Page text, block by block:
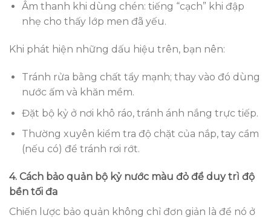
Âm thanh khi dùng chén: tiếng “cạch” khi đập
nhẹ cho thấy lớp men đã yếu.
Khi phát hiện những dấu hiệu trên, bạn nên:
Tránh rửa bằng chất tẩy mạnh; thay vào đó dùng
nước ấm và khăn mềm.
Đặt bộ kỷ ở nơi khô ráo, tránh ánh nắng trực tiếp.
Thường xuyên kiểm tra độ chặt của nắp, tay cầm
(nếu có) để tránh rơi rớt.
4. Cách bảo quản bộ kỷ nước màu đỏ để duy trì độ
bền tối đa
Chiến lược bảo quản không chỉ đơn giản là để nó ở